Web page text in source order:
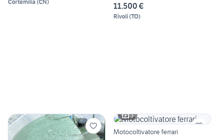
Cortemilia (CN) 11.500 €
Rivoli(TO)
3
Motocoltivatore ferrari